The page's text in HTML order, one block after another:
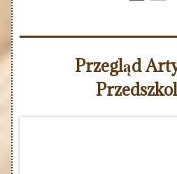
Przegląd